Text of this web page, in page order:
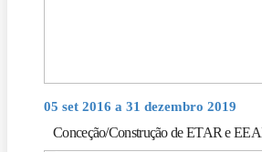
05 set 2016 a 31 dezembro 2019
Conceção/Construção de ETAR e